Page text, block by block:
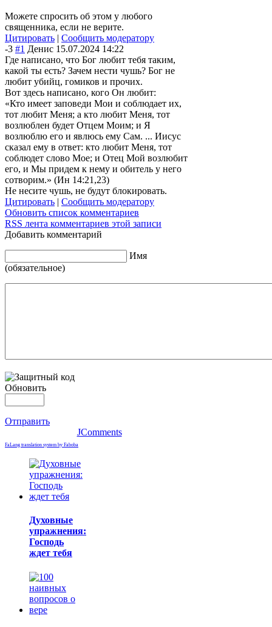
Можете спросить об этом у любого
священника, если не верите.
Цитировать | Сообщить модератору
-3 #1 Денис 15.07.2024 14:22
Где написано, что Бог любит тебя таким,
какой ты есть? Зачем нести чушь? Бог не
любит убийц, гомиков и прочих.
Вот здесь написано, кого Он любит:
«Кто имеет заповеди Мои и соблюдает их,
тот любит Меня; а кто любит Меня, тот
возлюблен будет Отцем Моим; и Я
возлюблю его и явлюсь ему Сам. ... Иисус
сказал ему в ответ: кто любит Меня, тот
соблюдет слово Мое; и Отец Мой возлюбит
его, и Мы придем к нему и обитель у него
сотворим.» (Ин 14:21,23)
Не несите чушь, не будут блокировать.
Цитировать | Сообщить модератору
Обновить список комментариев
RSS лента комментариев этой записи
Добавить комментарий
Имя
(обязательное)
Обновить
Отправить
JComments
FaLang translation system by Faboba
Духовные
упражнения:
Господь
ждет тебя